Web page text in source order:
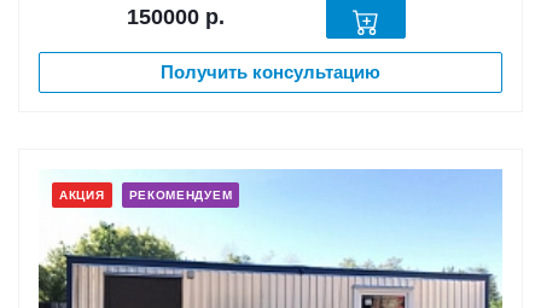
150000 р.
Получить консультацию
АКЦИЯ РЕКОМЕНДУЕМ